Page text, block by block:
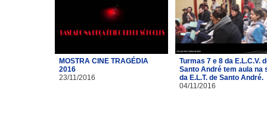
MOSTRA CINE TRAGÉDIA
2016
23/11/2016
Turmas 7 e 8 da E.L.C.V.
Santo André tem aula na
da E.L.T. de Santo André.
04/11/2016